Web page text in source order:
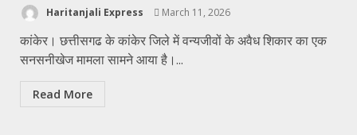
Haritanjali Express March 11, 2026
कांकेर। छत्तीसगढ के कांकेर जिले में वन्यजीवों के अवैध शिकार का एक
सनसनीखेज मामला सामने आया है।...
Read More